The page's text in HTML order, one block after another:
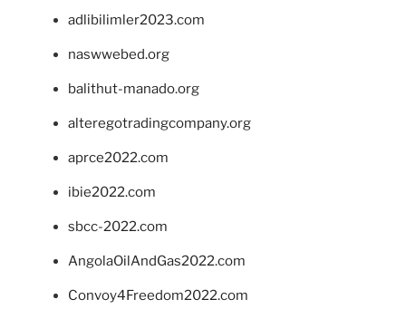
adlibilimler2023.com
naswwebed.org
balithut-manado.org
alteregotradingcompany.org
aprce2022.com
ibie2022.com
sbcc-2022.com
AngolaOilAndGas2022.com
Convoy4Freedom2022.com